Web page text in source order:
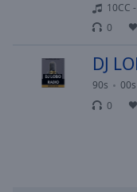
Background
10CC
0
DJ
90s 00s
0